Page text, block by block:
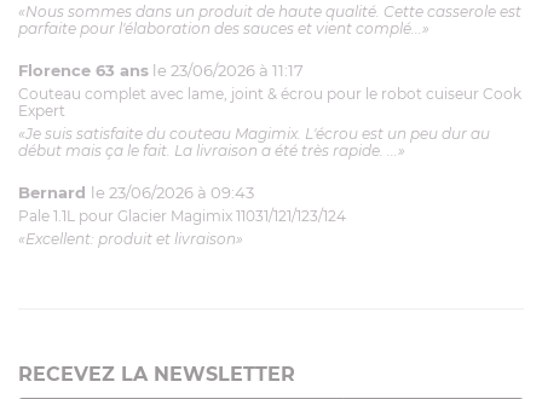
«Nous sommes dans un produit de haute qualité. Cette casserole est
parfaite pour l'élaboration des sauces et vient complé...»
Florence 63 ans le 23/06/2026 à 11:17
Couteau complet avec lame, joint & écrou pour le robot cuiseur Cook
Expert
«Je suis satisfaite du couteau Magimix. L'écrou est un peu dur au
début mais ça le fait. La livraison a été très rapide. ...»
Bernard le 23/06/2026 à 09:43
Pale 1.1L pour Glacier Magimix 11031/121/123/124
«Excellent: produit et livraison»
RECEVEZ LA NEWSLETTER